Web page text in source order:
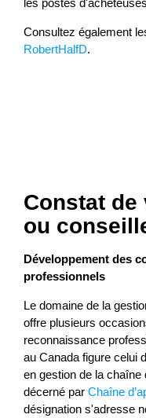
les postes
Consultez également
RobertHalfD.
Constat
ou
Développement des
professionnels
Le domaine de la
offre plusieurs
reconnaissance
au Canada figure celui
en gestion de la
décerné par Chaîne
désignation s'adresse